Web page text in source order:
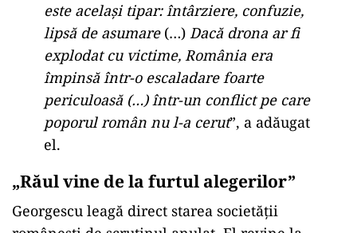
este același tipar: întârziere, confuzie,
lipsă de asumare(…) Dacă drona ar fi
explodat cu victime, România era
împinsă într-o escaladare foarte
periculoasă (…) într-un conflict pe care
poporul român nu l-a cerut”, a adăugat
el.
„Răul vine de la furtul alegerilor”
Georgescu leagă direct starea societății